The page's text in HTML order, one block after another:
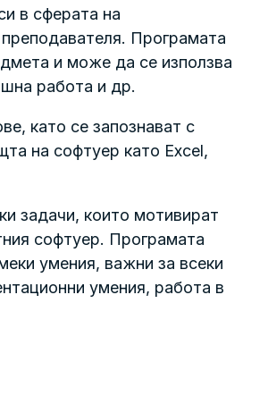
в сферата на
Програмата
и може да се използва
работа и др.
като се запознават с
на софтуер като Excel,
задачи, които мотивират
софтуер. Програмата
умения, важни за всеки
умения, работа в